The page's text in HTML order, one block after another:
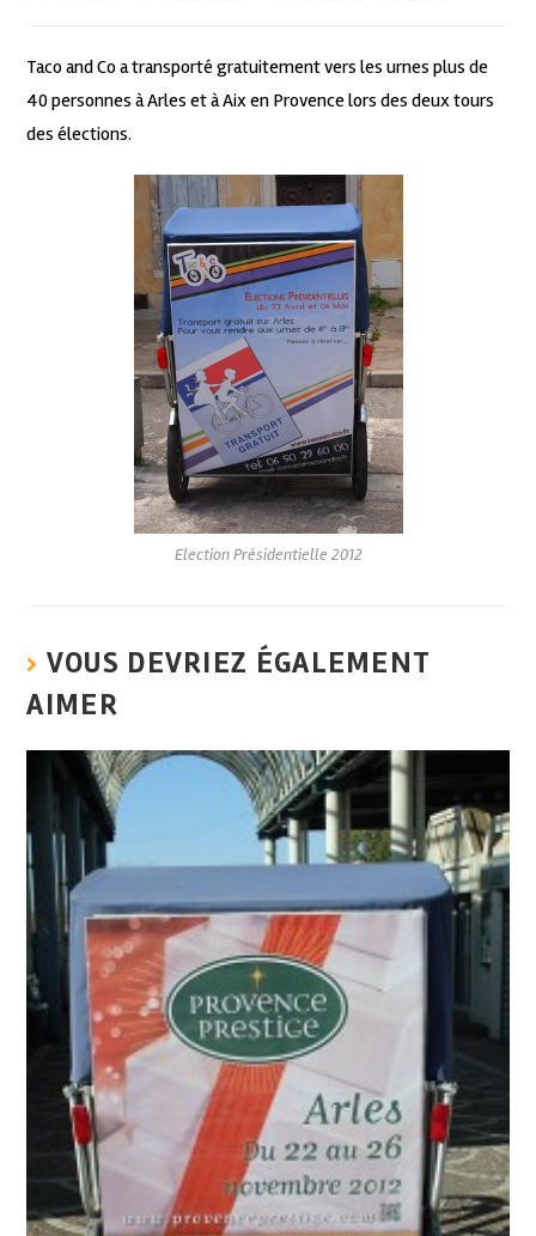
Taco and Co a transporté gratuitement vers les urnes plus de
40 personnes à Arles et à Aix en Provence lors des deux tours
des élections.
Election Présidentielle 2012
VOUS DEVRIEZ ÉGALEMENT
AIMER